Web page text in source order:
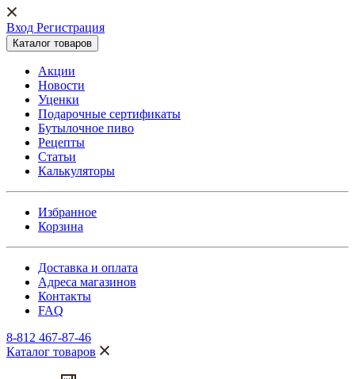
Вход Регистрация
Каталог товаров
Акции
Новости
Уценки
Подарочные сертификаты
Бутылочное пиво
Рецепты
Статьи
Калькуляторы
Избранное
Корзина
Доставка и оплата
Адреса магазинов
Контакты
FAQ
8-812 467-87-46
Каталог товаров